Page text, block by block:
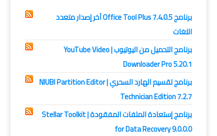
برنامج Office Tool Plus 7.4.0.5 آخر إصدار متعدد
اللغات
برنامج التحميل من اليوتيوب | YouTube Video
Downloader Pro 5.20.1
برنامج تقسيم الهارد السحري | NIUBI Partition Editor
Technician Edition 7.2.7
برنامج إستعادة الملفات المفقودة | Stellar Toolkit
for Data Recovery 9.0.0.0